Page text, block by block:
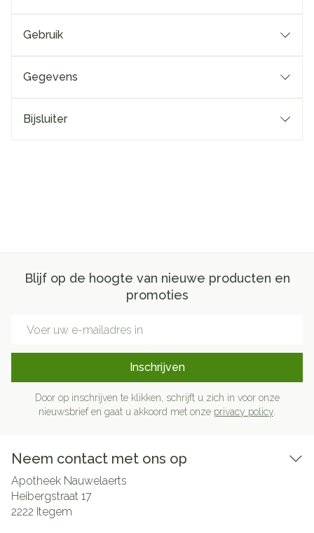
Gebruik
Gegevens
Bijsluiter
Blijf op de hoogte van nieuwe producten en
promoties
Inschrijven
Door op inschrijven te klikken, schrijft u zich in voor onze
nieuwsbrief en gaat u akkoord met onze privacy policy
Neem contact met ons op
Apotheek Nauwelaerts
Heibergstraat 17
2222 Itegem